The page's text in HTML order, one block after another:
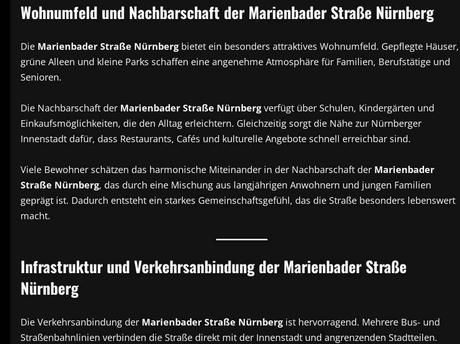
Wohnumfeld und Nachbarschaft der Marienbader Straße Nürnberg
Die Marienbader Straße Nürnberg bietet ein besonders attraktives Wohnumfeld. Gepflegte Häuser,
grüne Alleen und kleine Parks schaffen eine angenehme Atmosphäre für Familien, Berufstätige und
Senioren.
Die Nachbarschaft der Marienbader Straße Nürnberg verfügt über Schulen, Kindergärten und
Einkaufsmöglichkeiten, die den Alltag erleichtern. Gleichzeitig sorgt die Nähe zur Nürnberger
Innenstadt dafür, dass Restaurants, Cafés und kulturelle Angebote schnell erreichbar sind.
Viele Bewohner schätzen das harmonische Miteinander in der Nachbarschaft der Marienbader
Straße Nürnberg, das durch eine Mischung aus langjährigen Anwohnern und jungen Familien
geprägt ist. Dadurch entsteht ein starkes Gemeinschaftsgefühl, das die Straße besonders lebenswert
macht.
Infrastruktur und Verkehrsanbindung der Marienbader Straße
Nürnberg
Die Verkehrsanbindung der Marienbader Straße Nürnberg ist hervorragend. Mehrere Bus- und
Straßenbahnlinien verbinden die Straße direkt mit der Innenstadt und angrenzenden Stadtteilen.